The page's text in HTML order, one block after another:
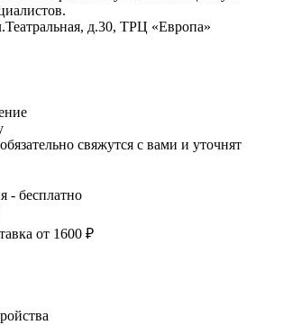
д.30, ТРЦ «Европа»
свяжутся с вами и уточнят
- бесплатно
от 1600 ₽